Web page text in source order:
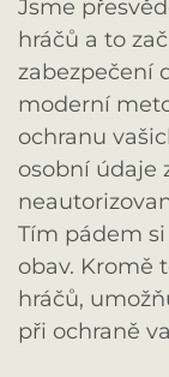
Jsme
hráčů a to
zabezpečení
moderní
ochranu
osobní údaje
Tím pádem
obav. Kromě
hráčů,
při ochraně